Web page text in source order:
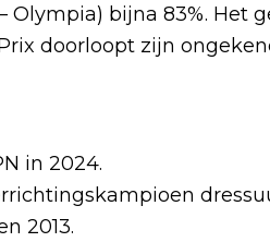
bijna 83%. Het
doorloopt zijn
in 2024.
2013.